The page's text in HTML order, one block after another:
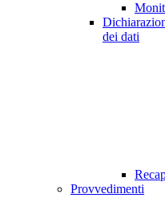
dei dati
Provvedimenti